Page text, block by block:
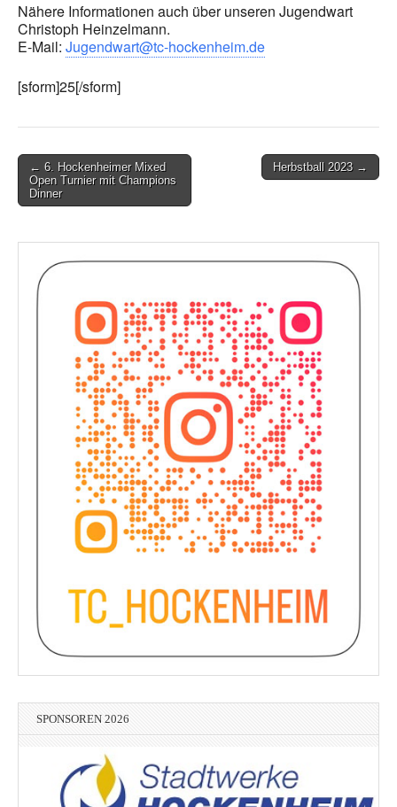
Nähere Informationen auch über unseren Jugendwart
Christoph Heinzelmann.
E-Mail: Jugendwart@tc-hockenheim.de
[sform]25[/sform]
Post
navigation
← 6. Hockenheimer Mixed
Open Turnier mit Champions
Dinner
Herbstball 2023 →
SPONSOREN 2026